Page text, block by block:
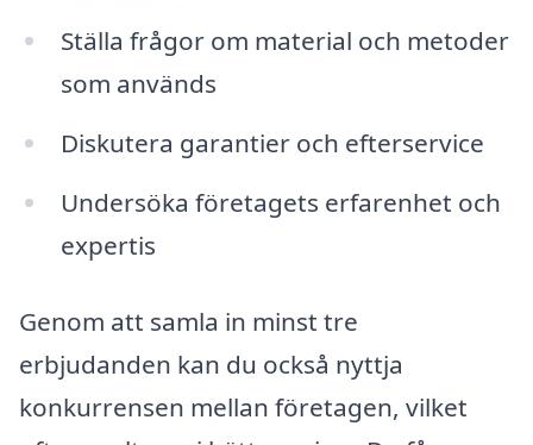
Ställa frågor om material och metoder
som används
Diskutera garantier och efterservice
Undersöka företagets erfarenhet och
expertis
Genom att samla in minst tre
erbjudanden kan du också nyttja
konkurrensen mellan företagen, vilket